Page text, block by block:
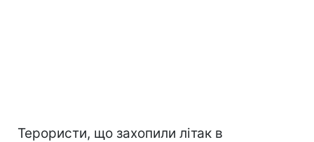
Терористи, що захопили літак в